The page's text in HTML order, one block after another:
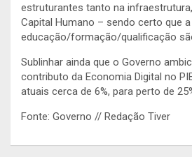
estruturantes tanto na
Capital Humano – sendo certo que a
educação/formação/qualificação
Sublinhar ainda que o Governo
contributo da Economia Digital no
atuais cerca de 6%, para perto de
Fonte: Governo // Redação Tiver